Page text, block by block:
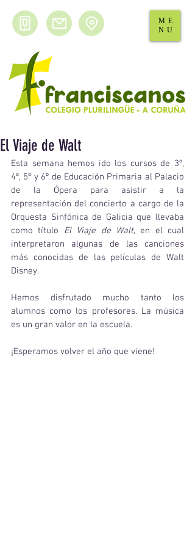
ME
NU
El Viaje de Walt
Esta semana hemos ido los cursos de 3º,
4º, 5º y 6º de Educación Primaria al Palacio
de la Ópera para asistir a la
representación del concierto a cargo de la
Orquesta Sinfónica de Galicia que llevaba
como título El Viaje de Walt, en el cual
interpretaron algunas de las canciones
más conocidas de las películas de Walt
Disney.
Hemos disfrutado mucho tanto los
alumnos como los profesores. La música
es un gran valor en la escuela.
¡Esperamos volver el año que viene!